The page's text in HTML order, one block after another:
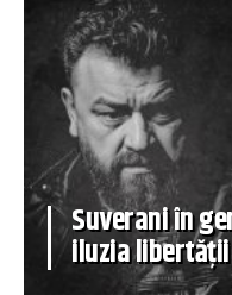
Suverani în
iluzia